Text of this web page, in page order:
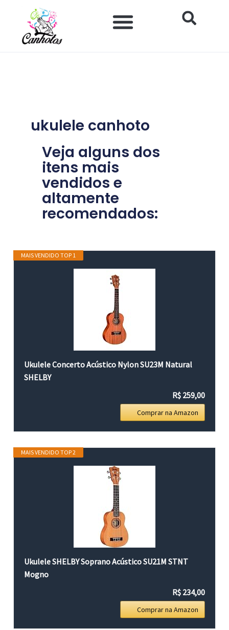
ukulele canhoto
Veja alguns dos
itens mais
vendidos e
altamente
recomendados:
MAIS VENDIDO TOP 1
Ukulele Concerto Acústico Nylon SU23M Natural
SHELBY
R$ 259,00
Comprar na Amazon
MAIS VENDIDO TOP 2
Ukulele SHELBY Soprano Acústico SU21M STNT
Mogno
R$ 234,00
Comprar na Amazon